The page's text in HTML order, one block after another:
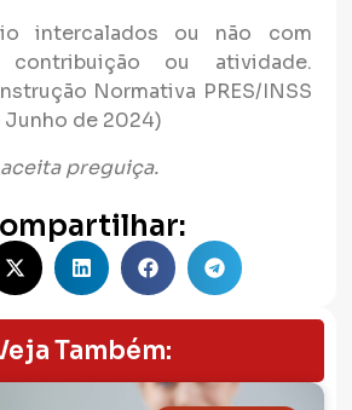
intercalados ou não com
ou atividade.
Normativa PRES/INSS
Junho de 2024)
preguiça.
Também: